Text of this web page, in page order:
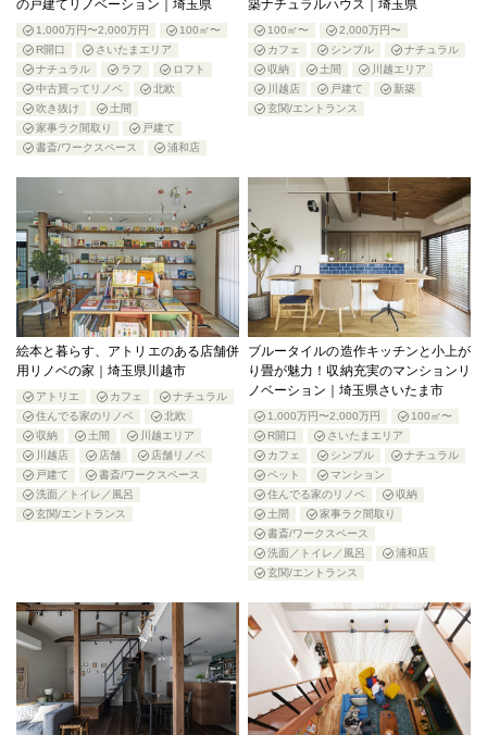
の戸建てリノベーション｜埼玉県
1,000万円〜2,000万円
100㎡〜
R開口
さいたまエリア
ナチュラル
ラフ
ロフト
中古買ってリノベ
北欧
吹き抜け
土間
家事ラク間取り
戸建て
書斎/ワークスペース
浦和店
築ナチュラルハウス｜埼玉県
100㎡〜
2,000万円〜
カフェ
シンプル
ナチュラル
収納
土間
川越エリア
川越店
戸建て
新築
玄関/エントランス
絵本と暮らす、アトリエのある店舗併
用リノベの家｜埼玉県川越市
アトリエ カフェ
ナチュラル
住んでる家のリノベ
北欧
収納
土間
川越エリア
川越店
店舗
店舗リノベ
戸建て
書斎/ワークスペース
洗面／トイレ／風呂
玄関/エントランス
ブルータイルの造作キッチンと小上が
り畳が魅力！収納充実のマンションリ
ノベーション｜埼玉県さいたま市
1,000万円〜2,000万円
100㎡〜
R開口
さいたまエリア
カフェ
シンプル
ナチュラル
ペット
マンション
住んでる家のリノベ
収納
土間
家事ラク間取り
書斎/ワークスペース
洗面／トイレ／風呂
浦和店
玄関/エントランス